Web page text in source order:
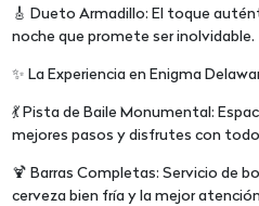
🎸 Dueto Armadillo: El toque
noche que promete ser inolvidable.
✨ La Experiencia en Enigma
💃 Pista de Baile Monumental:
mejores pasos y disfrutes con
🍹 Barras Completas: Servicio de
cerveza bien fría y la mejor